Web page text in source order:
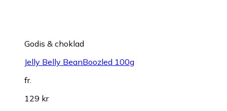
Godis & choklad
Jelly Belly BeanBoozled 100g
fr.
129 kr